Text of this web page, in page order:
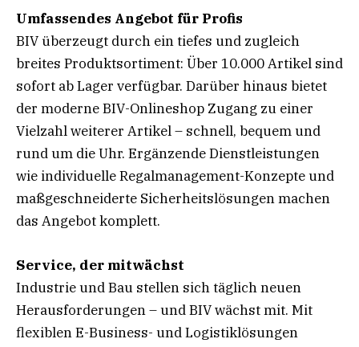
Umfassendes Angebot für Profis
BIV überzeugt durch ein tiefes und zugleich
breites Produktsortiment: Über 10.000 Artikel sind
sofort ab Lager verfügbar. Darüber hinaus bietet
der moderne BIV-Onlineshop Zugang zu einer
Vielzahl weiterer Artikel – schnell, bequem und
rund um die Uhr. Ergänzende Dienstleistungen
wie individuelle Regalmanagement-Konzepte und
maßgeschneiderte Sicherheitslösungen machen
das Angebot komplett.
Service, der mitwächst
Industrie und Bau stellen sich täglich neuen
Herausforderungen – und BIV wächst mit. Mit
flexiblen E-Business- und Logistiklösungen